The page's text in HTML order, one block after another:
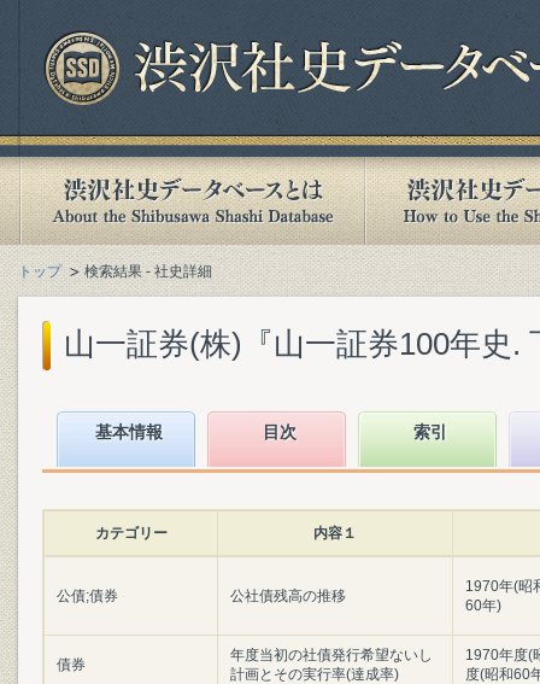
トップ 検索結果 - 社史詳細
山一証券(株)『山一証券100年史.
基本情報 目次 索引
カテゴリー 内容１
公債;債券 公社債残高の推移
1970年(昭
60年)
債券
年度当初の社債発行希望ないし
計画とその実行率(達成率)
1970年度(
度(昭和60